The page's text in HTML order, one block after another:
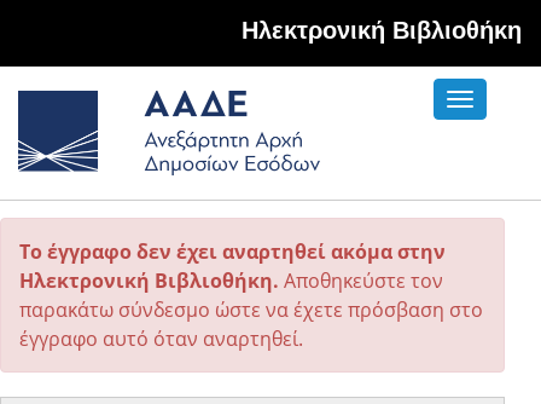
Hλεκτρονική Βιβλιοθήκη
Toggle
Το έγγραφο δεν έχει αναρτηθεί ακόμα στην
Ηλεκτρονική Βιβλιοθήκη. Αποθηκεύστε τον
παρακάτω σύνδεσμο ώστε να έχετε πρόσβαση στο
έγγραφο αυτό όταν αναρτηθεί.